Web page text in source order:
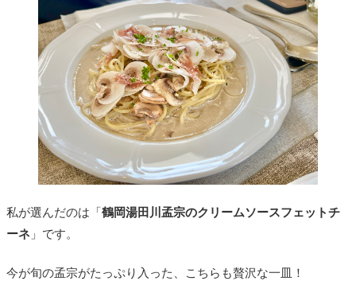
私が選んだのは「 鶴岡湯田川孟宗のクリームソースフェットチ
ーネ 」です。
今が旬の孟宗がたっぷり入った、こちらも贅沢な一皿！